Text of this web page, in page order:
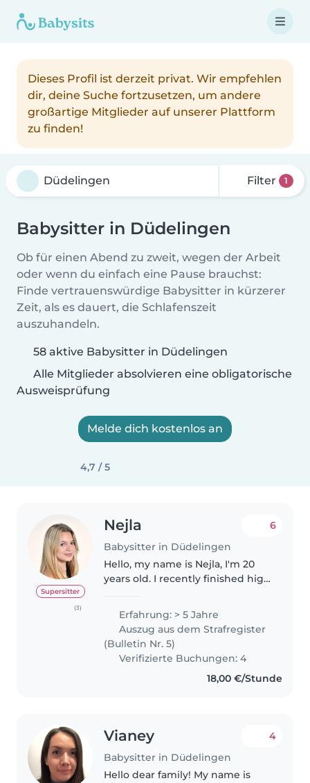
Dieses Profil ist derzeit privat. Wir empfehlen
dir, deine Suche fortzusetzen, um andere
großartige Mitglieder auf unserer Plattform
zu finden!
Filter 1
Babysitter in Düdelingen
Ob für einen Abend zu zweit, wegen der Arbeit
oder wenn du einfach eine Pause brauchst:
Finde vertrauenswürdige Babysitter in kürzerer
Zeit, als es dauert, die Schlafenszeit
auszuhandeln.
58 aktive Babysitter in Düdelingen
Alle Mitglieder absolvieren eine obligatorische
Ausweisprüfung
Melde dich kostenlos an
4,7 / 5
Supersitter
(3)
Nejla
Babysitter in Düdelingen
6
Hello, my name is Nejla, I'm 20
years old. I recently finished high
gap year, which gives me a lot of
availability. I have babysitting
experience, a..
Erfahrung: > 5 Jahre
Auszug aus dem Strafregister
(Bulletin Nr. 5)
Verifizierte Buchungen: 4
18,00 €/Stunde
Vianey
Babysitter in Düdelingen
4
Hello dear family! My name is